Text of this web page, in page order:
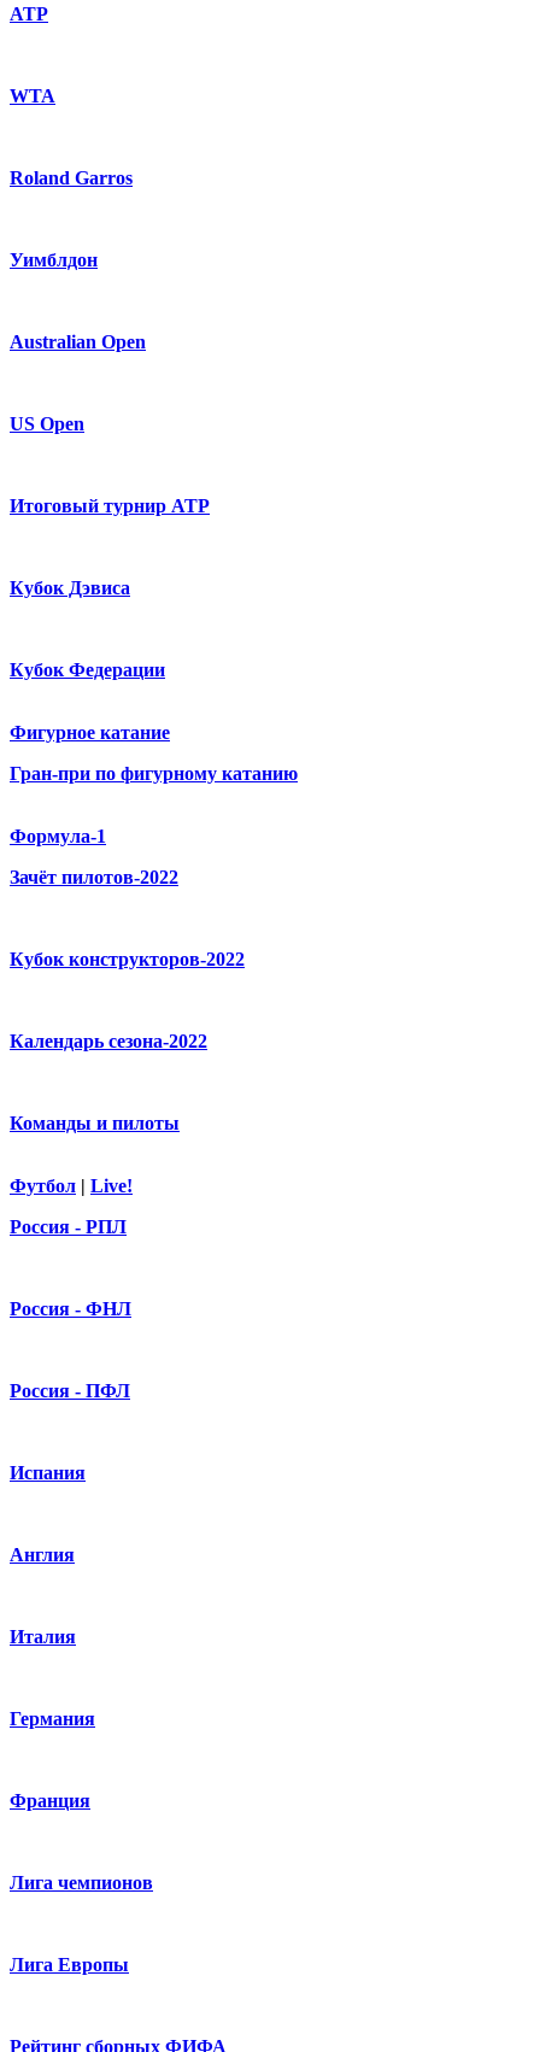
ATP
WTA
Roland Garros
Уимблдон
Australian Open
US Open
Итоговый турнир ATP
Кубок Дэвиса
Кубок Федерации
Фигурное катание
Гран-при по фигурному катанию
Формула-1
Зачёт пилотов-2022
Кубок конструкторов-2022
Календарь сезона-2022
Команды и пилоты
Футбол | Live!
Россия - РПЛ
Россия - ФНЛ
Россия - ПФЛ
Испания
Англия
Италия
Германия
Франция
Лига чемпионов
Лига Европы
Рейтинг сборных ФИФА